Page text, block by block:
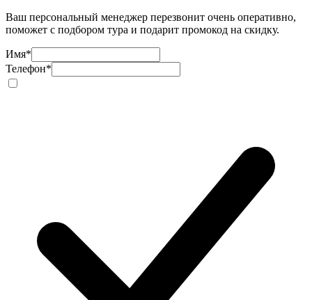
Ваш персональный менеджер перезвонит очень оперативно,
поможет с подбором тура и подарит промокод на скидку.
Имя*
Телефон*